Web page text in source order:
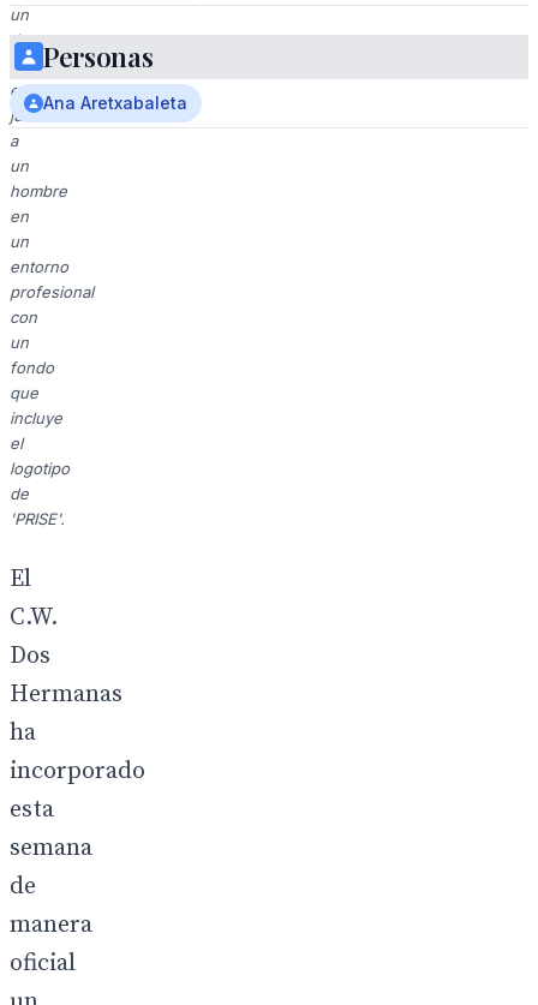
un
documento
mientras
está
junto
a
un
hombre
en
un
entorno
profesional
con
un
fondo
que
incluye
el
logotipo
de
'PRISE'.
El
C.W.
Dos
Hermanas
ha
incorporado
esta
semana
de
manera
oficial
Personas
Ana Aretxabaleta